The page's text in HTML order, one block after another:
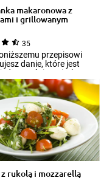
makaronowa z
i grillowanym
35
przepisowi
danie, które jest
jednocześnie wyjątkowo
z rukolą i mozzarellą